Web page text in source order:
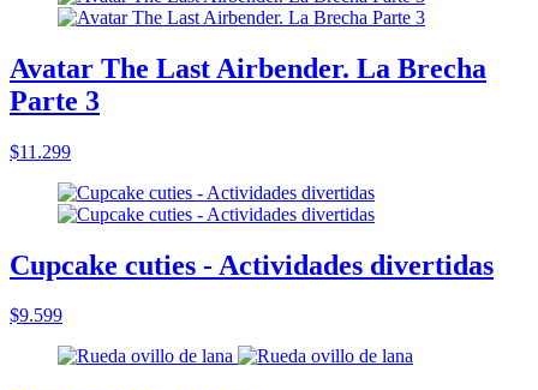
Avatar The Last Airbender. La Brecha
Parte 3
$11.299
Cupcake cuties - Actividades divertidas
$9.599